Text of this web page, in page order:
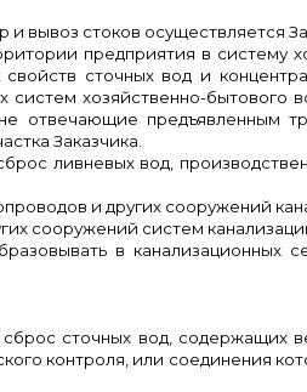
вывоз стоков осуществляется
предприятия в систему
сточных вод и
систем
отвечающие предъявленным
Заказчика.
ливневых вод,
и других сооружений
сооружений систем
в канализационных
сточных вод, содержащих
контроля, или соединения